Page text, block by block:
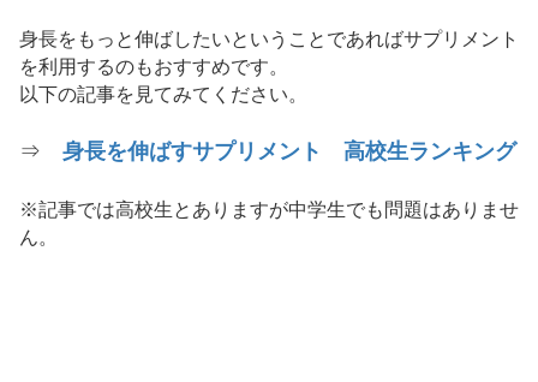
身長をもっと伸ばしたいということであればサプリメント
を利用するのもおすすめです。
以下の記事を見てみてください。
⇒ 身長を伸ばすサプリメント 高校生ランキング
※記事では高校生とありますが中学生でも問題はありませ
ん。